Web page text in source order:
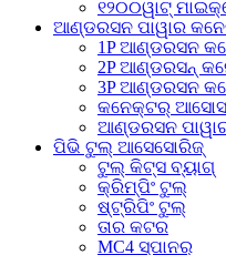
୧୨୦୦ୱାଟ୍
ଆଣ୍ଡରସନ ପାୱାର
1P ଆଣ୍ଡରସନ
2P ଆଣ୍ଡରସନ୍
3P ଆଣ୍ଡରସନ
କନେକ୍ଟର୍
ଆଣ୍ଡରସନ
ପିଭି ଟୁଲ୍ ଆସେସୋରିଜ୍
ଟୁଲ୍ କିଟ୍ସ ବ୍ୟାଗ୍
କ୍ରିମ୍ପିଂ ଟୁଲ୍
ଷ୍ଟ୍ରିପିଂ ଟୁଲ୍
ତାର କଟର
MC4 ସ୍ପାନର୍